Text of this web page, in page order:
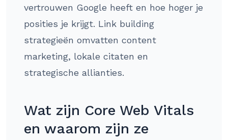
vertrouwen Google heeft en hoe hoger je
posities je krijgt. Link building
strategieën omvatten content
marketing, lokale citaten en
strategische allianties.
Wat zijn Core Web Vitals
en waarom zijn ze